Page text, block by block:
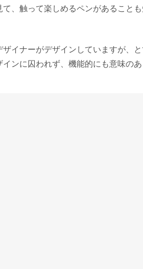
、触って楽しめるペンがあること
イナーがデザインしていますが、
ンに囚われず、機能的にも意味の